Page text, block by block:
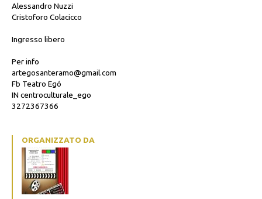
Alessandro Nuzzi
Cristoforo Colacicco
Ingresso libero
Per info
artegosanteramo@gmail.com
Fb Teatro Egó
IN centroculturale_ego
3272367366
ORGANIZZATO DA